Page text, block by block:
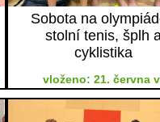
Sobota na
stolní tenis, šplh
cyklistika
vloženo: 21. června